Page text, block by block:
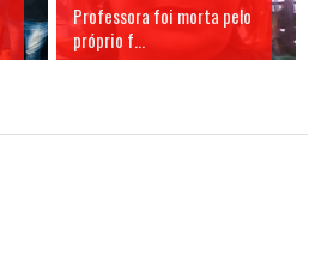
Professora foi morta pelo
próprio f...